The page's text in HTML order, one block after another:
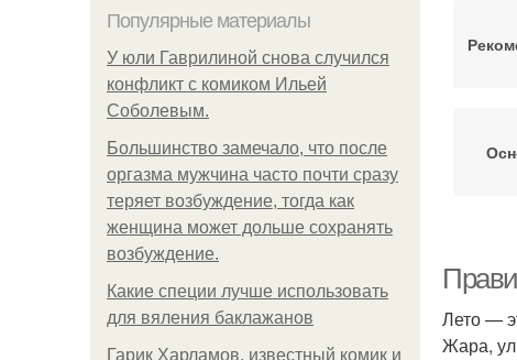
Популярные материалы
У юли Гаврилиной снова случился
конфликт с комиком Ильей
Соболевым.
Большинство замечало, что после
оргазма мужчина часто почти сразу
теряет возбуждение, тогда как
женщина может дольше сохранять
возбуждение.
Какие специи лучше использовать
для вяления баклажанов
Гарик Харламов, известный комик и
Лето —
Жара,